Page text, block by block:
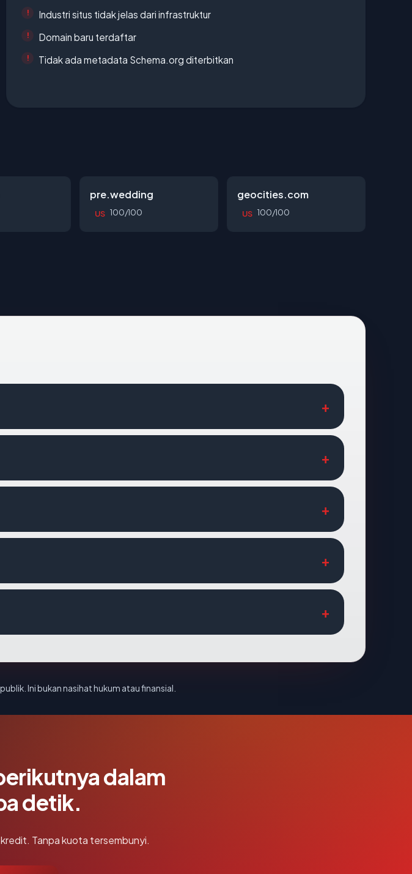
Industri situs tidak jelas dari infrastruktur
Domain baru terdaftar
Tidak ada metadata Schema.org diterbitkan
pre.wedding
US 100/100
geocities.com
US 100/100
Ini bukan nasihat hukum atau finansial.
dalam
detik.
Tanpa kuota tersembunyi.